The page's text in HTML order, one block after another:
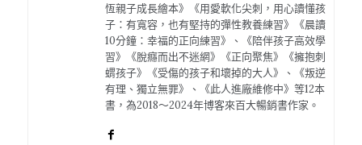
恆親子成長繪本》《用愛軟化尖刺，用心讀懂孩
子：有寬容，也有堅持的彈性教養練習》《晨讀
10分鐘：幸福的正向練習》、《陪伴孩子高效學
習》《脫癮而出不迷網》《正向聚焦》《擁抱刺
蝟孩子》《受傷的孩子和壞掉的大人》、《叛逆
有理、獨立無罪》、《此人進廠維修中》等12本
書，為2018～2024年博客來百大暢銷書作家。